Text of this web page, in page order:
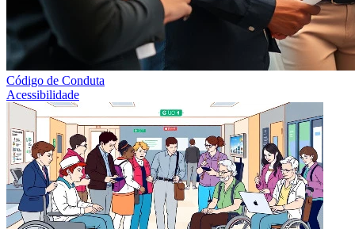
Código de Conduta
Acessibilidade